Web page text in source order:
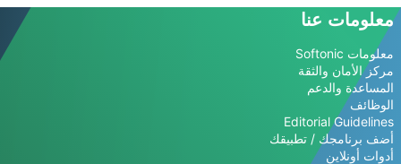
معلومات عنا
معلومات Softonic
مركز الأمان والثقة
المساعدة والدعم
الوظائف
Editorial Guidelines
أضف برنامجك / تطبيقك
أدوات أونلاين